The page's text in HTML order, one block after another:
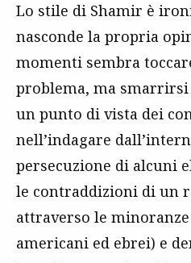
Lo stile di Shamir è
nasconde la propria
momenti sembra
problema, ma
un punto di vista dei
nell’indagare
persecuzione di alcuni
le contraddizioni di un
attraverso le
americani ed ebrei) e